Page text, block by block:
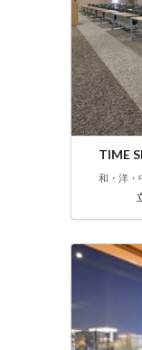
TIME
和・洋・